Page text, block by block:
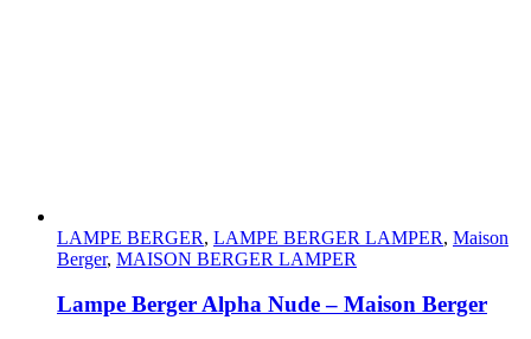
LAMPE BERGER, LAMPE BERGER LAMPER, Maison
Berger, MAISON BERGER LAMPER
Lampe Berger Alpha Nude – Maison Berger